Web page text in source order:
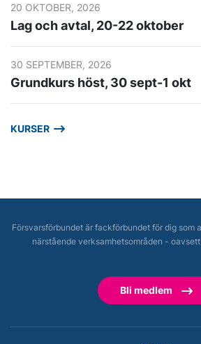
20 OKTOBER, 2026
Lag och avtal, 20-22 oktober
30 SEPTEMBER, 2026
Grundkurs höst, 30 sept-1 okt
KURSER
Försvarsförbundet är fackförbundet för dig som
närstående verksamhetsområden -
Bli medlem